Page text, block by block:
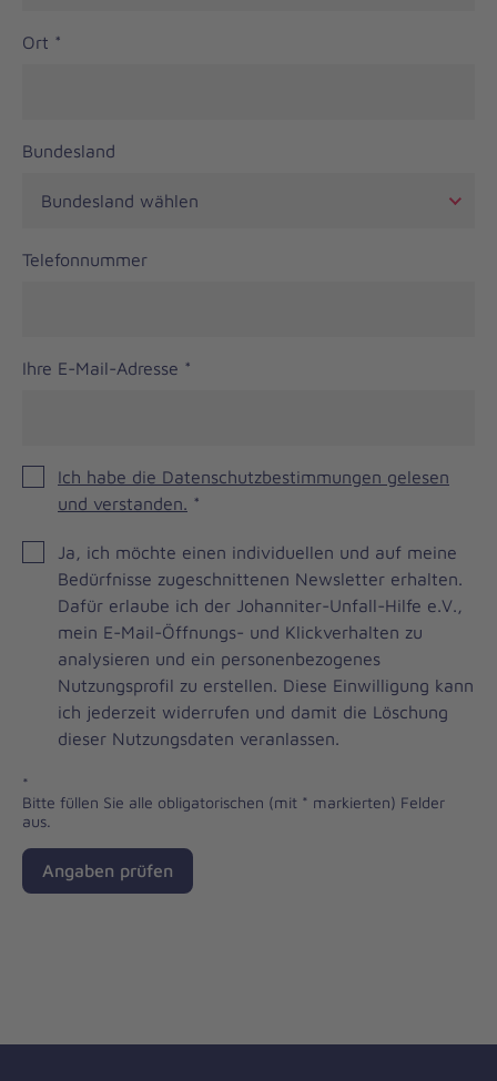
Ort *
Bundesland
Telefonnummer
Ihre E-Mail-Adresse *
Ich habe die Datenschutzbestimmungen gelesen
und verstanden. *
Brevo
Newsletter
Checkbox
Ja, ich möchte einen individuellen und auf meine
Bedürfnisse zugeschnittenen Newsletter erhalten.
Dafür erlaube ich der Johanniter-Unfall-Hilfe e.V.,
mein E-Mail-Öffnungs- und Klickverhalten zu
analysieren und ein personenbezogenes
Nutzungsprofil zu erstellen. Diese Einwilligung kann
ich jederzeit widerrufen und damit die Löschung
dieser Nutzungsdaten veranlassen.
*
Bitte füllen Sie alle obligatorischen (mit * markierten) Felder
aus.
Angaben prüfen